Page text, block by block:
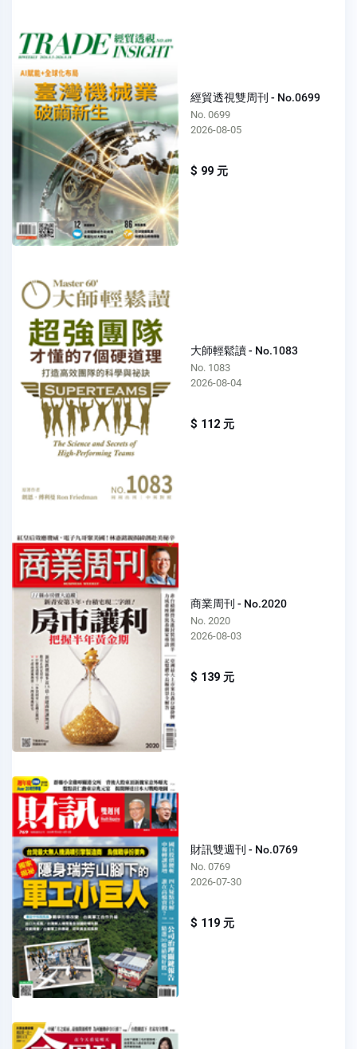
經貿透視雙周刊 - No.0699
No. 0699
2026-08-05
$ 99 元
大師輕鬆讀 - No.1083
No. 1083
2026-08-04
$ 112 元
商業周刊 - No.2020
No. 2020
2026-08-03
$ 139 元
財訊雙週刊 - No.0769
No. 0769
2026-07-30
$ 119 元